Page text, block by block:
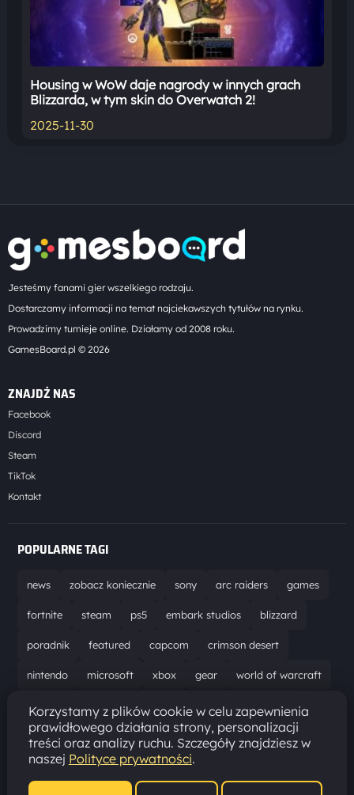
Housing w WoW daje nagrody w innych grach
Blizzarda, w tym skin do Overwatch 2!
2025-11-30
Jesteśmy fanami gier wszelkiego rodzaju.
Dostarczamy informacji na temat najciekawszych tytułów na rynku.
Prowadzimy turnieje online. Działamy od 2008 roku.
GamesBoard.pl © 2026
ZNAJDŹ NAS
Facebook
Discord
Steam
TikTok
Kontakt
POPULARNE TAGI
news zobacz koniecznie sony arc raiders games
fortnite steam ps5 embark studios blizzard
poradnik featured capcom crimson desert
nintendo microsoft xbox gear world of warcraft
solucja marathon ubisoft bungie recenzja
resident evil requiem gaming aktualizacja pc
epic games hytale
Korzystamy z plików cookie w celu zapewnienia
prawidłowego działania strony, personalizacji
treści oraz analizy ruchu. Szczegóły znajdziesz w
naszej Polityce prywatności.